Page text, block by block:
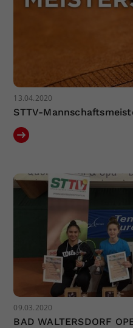
13.04.2020
STTV-
09.03.2020
BAD WALTERSDORF